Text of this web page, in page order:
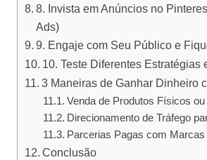
8. Invista em Anúncios no
Ads)
9. Engaje com Seu Público e
10. Teste Diferentes Estratégias
3 Maneiras de Ganhar Dinheiro
Venda de Produtos Físicos ou
Direcionamento de Tráfego
Parcerias Pagas com Marcas
Conclusão